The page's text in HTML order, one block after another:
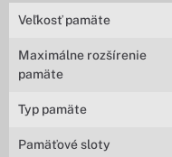
Veľkosť pamäte
Maximálne rozšírenie
pamäte
Typ pamäte
Pamäťové sloty